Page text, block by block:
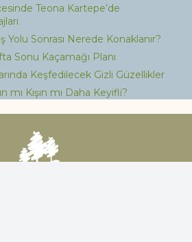
Teona Kartepe’de
Yolu Sonrası Nerede Konaklanır?
Sonu Kaçamağı Planı
Keşfedilecek Gizli Güzellikler
mı Kışın mı Daha Keyifli?